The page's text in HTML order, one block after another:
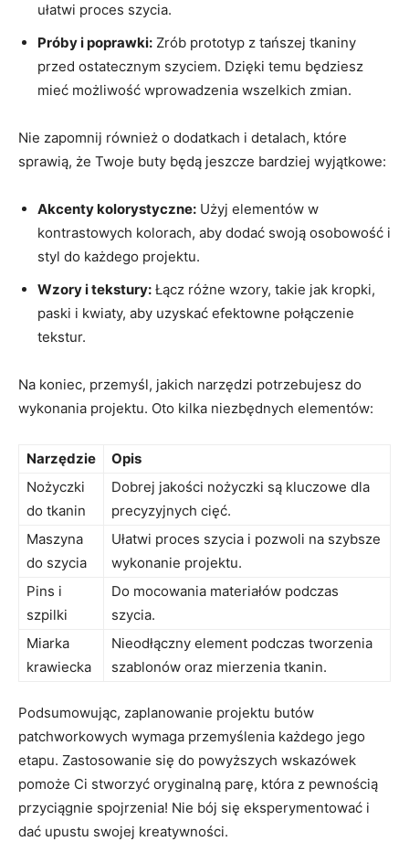
ułatwi proces szycia.
Próby i poprawki: Zrób prototyp z tańszej tkaniny
przed ostatecznym szyciem. Dzięki temu będziesz
mieć możliwość wprowadzenia wszelkich zmian.
Nie zapomnij również o dodatkach i detalach, które
sprawią, że Twoje buty będą jeszcze bardziej wyjątkowe:
Akcenty kolorystyczne: Użyj elementów w
kontrastowych kolorach, aby dodać swoją osobowość i
styl do każdego projektu.
Wzory i tekstury: Łącz różne wzory, takie jak kropki,
paski i kwiaty, aby uzyskać efektowne połączenie
tekstur.
Na koniec, przemyśl, jakich narzędzi potrzebujesz do
wykonania projektu. Oto kilka niezbędnych elementów:
Narzędzie
Opis
Nożyczki
do tkanin
Dobrej jakości nożyczki są kluczowe dla
precyzyjnych cięć.
Maszyna
do szycia
Ułatwi proces szycia i pozwoli na szybsze
wykonanie projektu.
Pins i
szpilki
Do mocowania materiałów podczas
szycia.
Miarka
krawiecka
Nieodłączny element podczas tworzenia
szablonów oraz mierzenia tkanin.
Podsumowując, zaplanowanie projektu butów
patchworkowych wymaga przemyślenia każdego jego
etapu. Zastosowanie się do powyższych wskazówek
pomoże Ci stworzyć oryginalną parę, która z pewnością
przyciągnie spojrzenia! Nie bój się eksperymentować i
dać upustu swojej kreatywności.